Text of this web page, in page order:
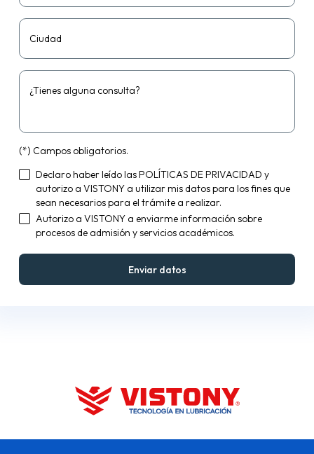
Ciudad
¿Tienes alguna consulta?
(*) Campos obligatorios.
Declaro haber leído lasPOLÍTICAS DE PRIVACIDAD y
autorizo a VISTONY a utilizar mis datos para los fines que
sean necesarios para el trámite a realizar.
Autorizo a VISTONY a enviarme información sobre
procesos de admisión y servicios académicos.